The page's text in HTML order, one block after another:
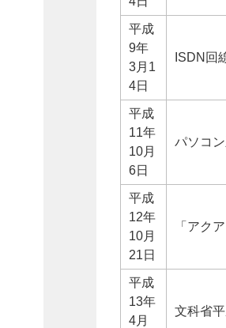
平成
9年
3月1
4日
ISDN回
平成
11年
10月
6日
パソコ
平成
12年
10月
21日
「アク
平成
13年
4月
文科省